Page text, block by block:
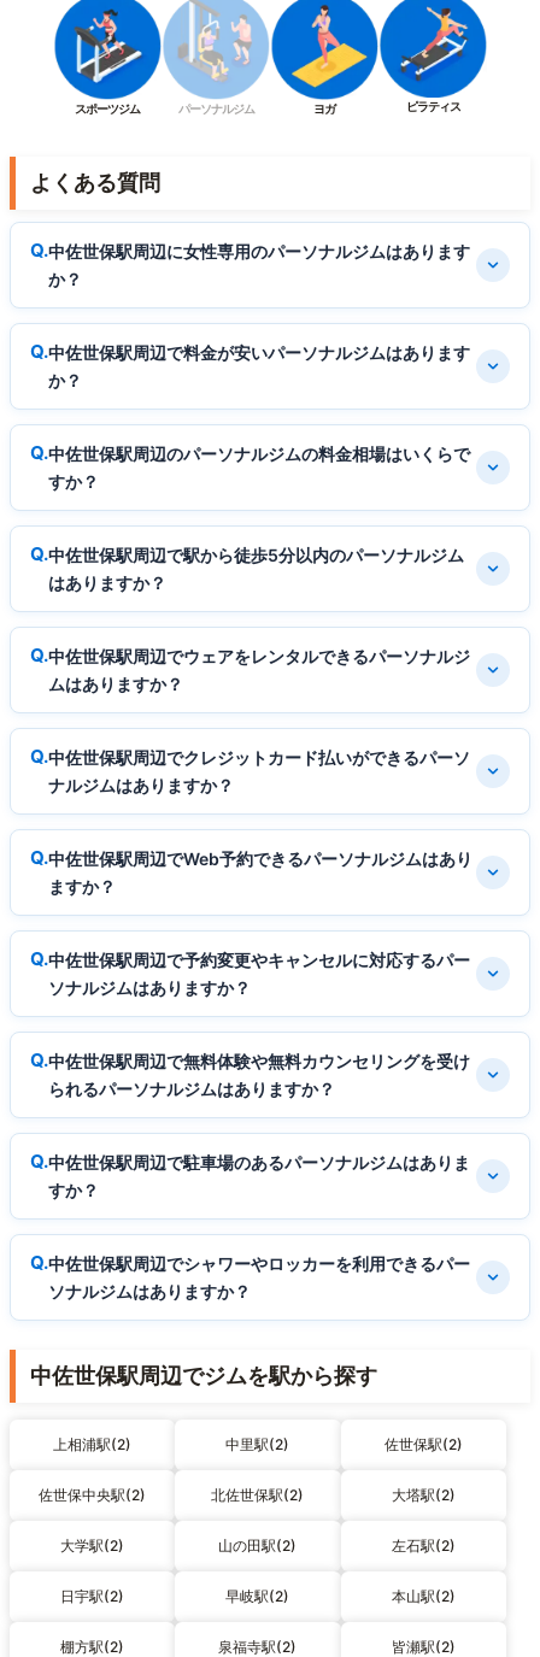
スポーツジム パーソナルジム ヨガ ピラティス
よくある質問
中佐世保駅周辺に女性専用のパーソナルジムはあります
か？
中佐世保駅周辺で料金が安いパーソナルジムはあります
か？
中佐世保駅周辺のパーソナルジムの料金相場はいくらで
すか？
中佐世保駅周辺で駅から徒歩5分以内のパーソナルジム
はありますか？
中佐世保駅周辺でウェアをレンタルできるパーソナルジ
ムはありますか？
中佐世保駅周辺でクレジットカード払いができるパーソ
ナルジムはありますか？
中佐世保駅周辺でWeb予約できるパーソナルジムはあり
ますか？
中佐世保駅周辺で予約変更やキャンセルに対応するパー
ソナルジムはありますか？
中佐世保駅周辺で無料体験や無料カウンセリングを受け
られるパーソナルジムはありますか？
中佐世保駅周辺で駐車場のあるパーソナルジムはありま
すか？
中佐世保駅周辺でシャワーやロッカーを利用できるパー
ソナルジムはありますか？
中佐世保駅周辺でジムを駅から探す
上相浦駅(2) 中里駅(2) 佐世保駅(2)
佐世保中央駅(2) 北佐世保駅(2) 大塔駅(2)
大学駅(2) 山の田駅(2) 左石駅(2)
日宇駅(2) 早岐駅(2) 本山駅(2)
棚方駅(2) 泉福寺駅(2) 皆瀬駅(2)